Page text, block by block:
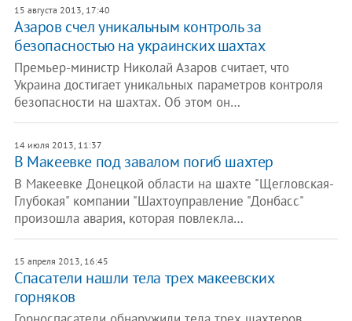
15 августа 2013, 17:40
Азаров счел уникальным контроль за
безопасностью на украинских шахтах
Премьер-министр Николай Азаров считает, что
Украина достигает уникальных параметров контроля
безопасности на шахтах. Об этом он…
14 июля 2013, 11:37
В Макеевке под завалом погиб шахтер
В Макеевке Донецкой области на шахте "Щегловская-
Глубокая" компании "Шахтоуправление "Донбасс"
произошла авария, которая повлекла…
15 апреля 2013, 16:45
Спасатели нашли тела трех макеевских
горняков